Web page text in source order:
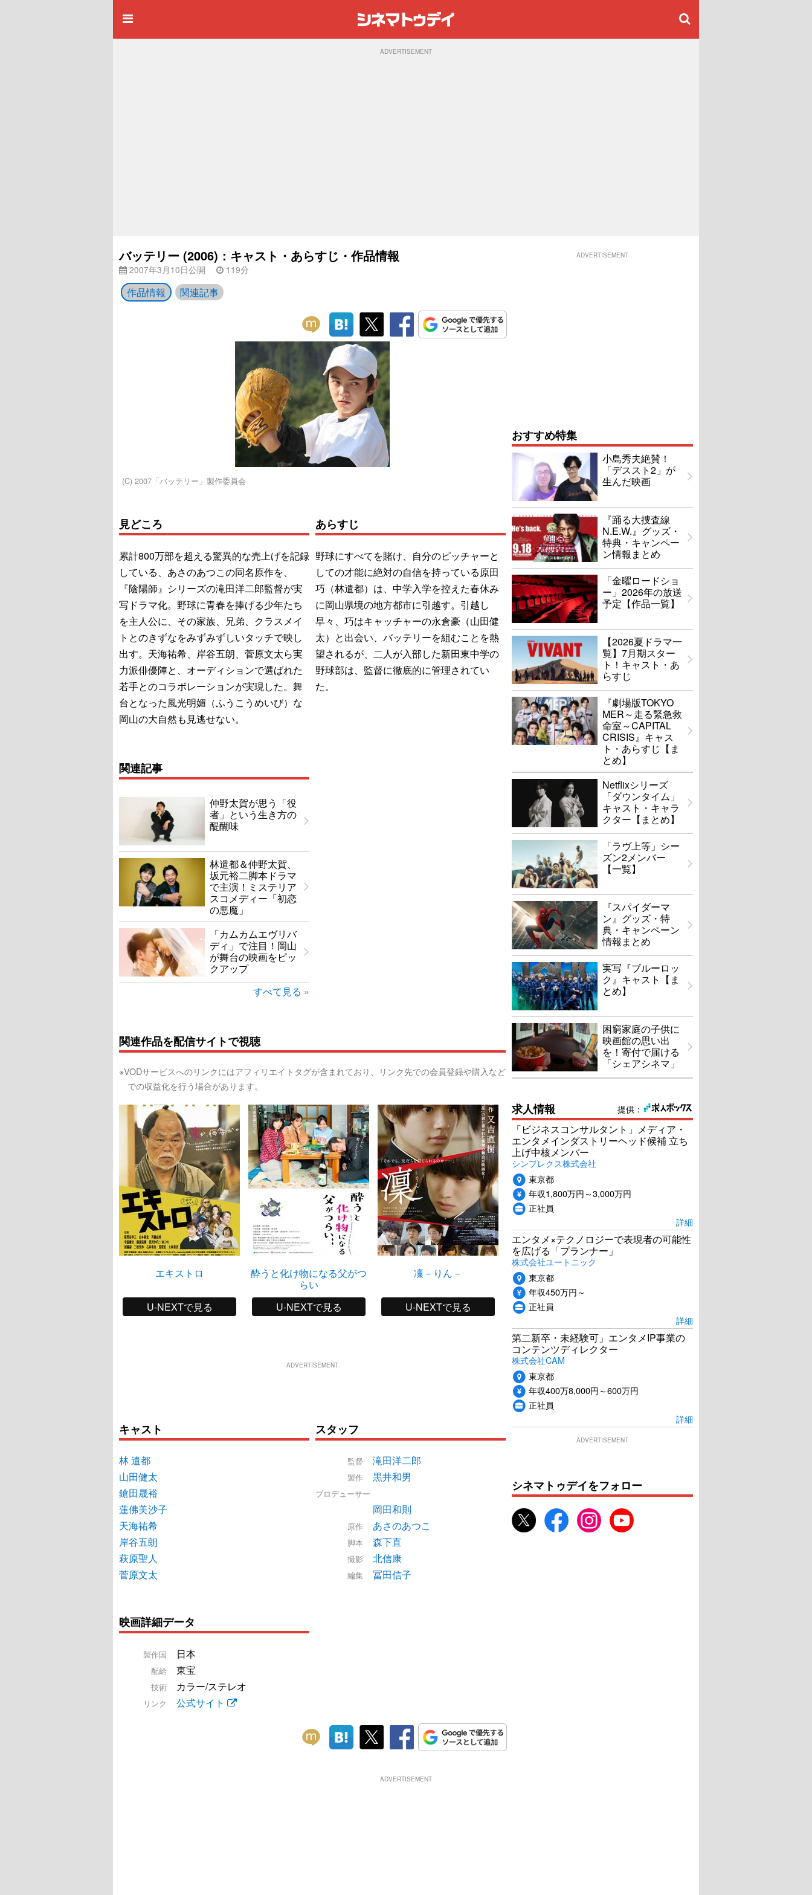
ADVERTISEMENT
バッテリー (2006)：キャスト・あらすじ・作品情報
2007年3月10日公開 119分
作品情報 関連記事
(C) 2007「バッテリー」製作委員会
見どころ
累計800万部を超える驚異的な売上げを記録
している、あさのあつこの同名原作を、
『陰陽師』シリーズの滝田洋二郎監督が実
写ドラマ化。野球に青春を捧げる少年たち
を主人公に、その家族、兄弟、クラスメイ
トとのきずなをみずみずしいタッチで映し
出す。天海祐希、岸谷五朗、菅原文太ら実
力派俳優陣と、オーディションで選ばれた
若手とのコラボレーションが実現した。舞
台となった風光明媚（ふうこうめいび）な
岡山の大自然も見逃せない。
あらすじ
野球にすべてを賭け、自分のピッチャーと
しての才能に絶対の自信を持っている原田
巧（林遣都）は、中学入学を控えた春休み
に岡山県境の地方都市に引越す。引越し
早々、巧はキャッチャーの永倉豪（山田健
太）と出会い、バッテリーを組むことを熱
望されるが、二人が入部した新田東中学の
野球部は、監督に徹底的に管理されてい
た。
関連記事
仲野太賀が思う「役
者」という生き方の
醍醐味
林遣都＆仲野太賀、
坂元裕二脚本ドラマ
で主演！ミステリア
スコメディー「初恋
の悪魔」
「カムカムエヴリバ
ディ」で注目！岡山
が舞台の映画をピッ
クアップ
すべて見る »
関連作品を配信サイトで視聴
※VODサービスへのリンクにはアフィリエイトタグが含まれており、リンク先での会員登録や購入など
での収益化を行う場合があります。
エキストロ
U-NEXTで見る
酔うと化け物になる父がつ
らい
U-NEXTで見る
凜－りん－
U-NEXTで見る
家族のはなし
U-NEXTで見る
ADVERTISEMENT
キャスト
林 遣都
山田健太
鎗田晟裕
蓮佛美沙子
天海祐希
岸谷五朗
萩原聖人
菅原文太
スタッフ
監督 滝田洋二郎
製作 黒井和男
プロデューサー
岡田和則
原作 あさのあつこ
脚本 森下直
撮影 北信康
編集 冨田信子
映画詳細データ
製作国 日本
配給 東宝
技術 カラー/ステレオ
リンク 公式サイト
ADVERTISEMENT
おすすめ特集
小島秀夫絶賛！
「デススト2」が
生んだ映画
『踊る大捜査線
N.E.W.』グッズ・
特典・キャンペー
ン情報まとめ
「金曜ロードショ
ー」2026年の放送
予定【作品一覧】
【2026夏ドラマ一
覧】7月期スター
ト！キャスト・あ
らすじ
『劇場版TOKYO
MER～走る緊急救
命室～CAPITAL
CRISIS』キャス
ト・あらすじ【ま
とめ】
Netflixシリーズ
「ダウンタイム」
キャスト・キャラ
クター【まとめ】
「ラヴ上等」シー
ズン2メンバー
【一覧】
『スパイダーマ
ン』グッズ・特
典・キャンペーン
情報まとめ
実写『ブルーロッ
ク』キャスト【ま
とめ】
困窮家庭の子供に
映画館の思い出
を！寄付で届ける
「シェアシネマ」
提供：
求人情報
「ビジネスコンサルタント」メディア・
エンタメインダストリーヘッド候補 立ち
上げ中核メンバー
シンプレクス株式会社
東京都
年収1,800万円～3,000万円
正社員
詳細
エンタメ×テクノロジーで表現者の可能性
を広げる「プランナー」
株式会社ユートニック
東京都
年収450万円～
正社員
詳細
第二新卒・未経験可」エンタメIP事業の
コンテンツディレクター
株式会社CAM
東京都
年収400万8,000円～600万円
正社員
詳細
ADVERTISEMENT
シネマトゥデイをフォロー
ADVERTISEMENT